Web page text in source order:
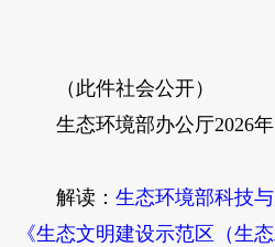
（此件社会公开）
生态环境部办公厅2026年
解读 ： 生态环境部科技
《生态文明建设示范区（生